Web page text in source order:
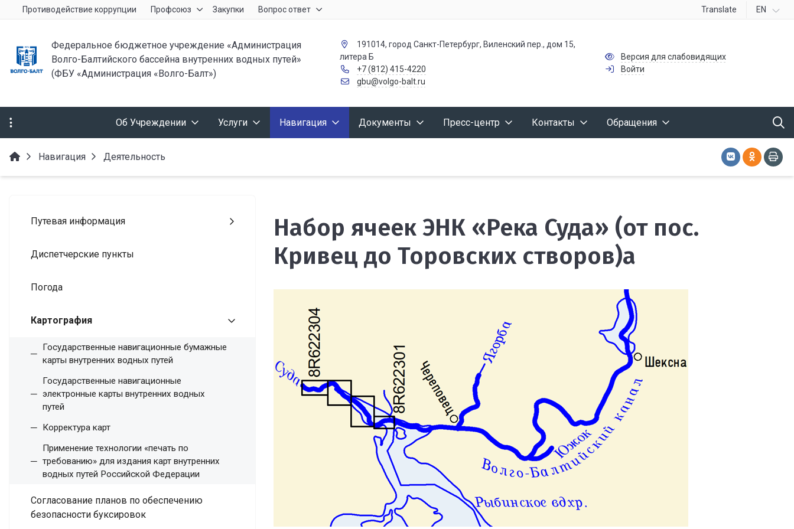
Противодействие коррупции Профсоюз Закупки Вопрос ответ Translate EN
Федеральное бюджетное учреждение «Администрация
Волго-Балтийского бассейна внутренних водных путей»
(ФБУ «Администрация «Волго-Балт»)
191014, город Санкт-Петербург, Виленский пер., дом 15,
литера Б
+7 (812) 415-4220
gbu@volgo-balt.ru
Версия для слабовидящих
Войти
Об Учреждении Услуги Навигация Документы Пресс-центр Контакты Обращения
Навигация Деятельность
Путевая информация
Диспетчерские пункты
Погода
Картография
Государственные навигационные бумажные
карты внутренних водных путей
Государственные навигационные
электронные карты внутренних водных
путей
Корректура карт
Применение технологии «печать по
требованию» для издания карт внутренних
водных путей Российской Федерации
Согласование планов по обеспечению
безопасности буксировок
Набор ячеек ЭНК «Река Суда» (от пос.
Кривец до Торовских створов)а